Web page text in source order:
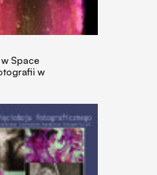
Space
w